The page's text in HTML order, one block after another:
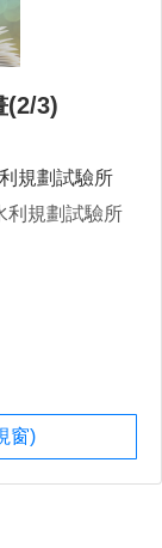
(2/3)
規劃試驗所
利規劃試驗所
窗)